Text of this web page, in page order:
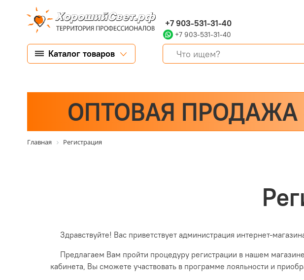
+7 903-531-31-40
+7 903-531-31-40
Каталог товаров
ОПТОВАЯ ПРОДАЖА
Главная Регистрация
Здравствуйте! Вас приветствует администрация интернет-
Предлагаем Вам пройти процедуру регистрации в нашем
кабинета, Вы сможете участвовать в программе лояльности и